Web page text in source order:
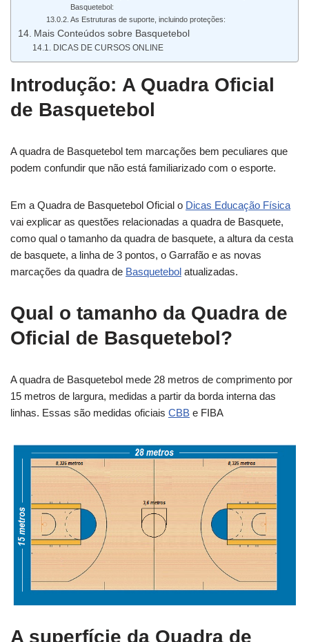
Basquetebol:
As Estruturas de suporte, incluindo proteções:
Mais Conteúdos sobre Basquetebol
DICAS DE CURSOS ONLINE
Introdução: A Quadra Oficial
de Basquetebol
A quadra de Basquetebol tem marcações bem peculiares que
podem confundir que não está familiarizado com o esporte.
Em a Quadra de Basquetebol Oficial o Dicas Educação Física
vai explicar as questões relacionadas a quadra de Basquete,
como qual o tamanho da quadra de basquete, a altura da cesta
de basquete, a linha de 3 pontos, o Garrafão e as novas
marcações da quadra de Basquetebol atualizadas.
Qual o tamanho da Quadra de
Oficial de Basquetebol?
A quadra de Basquetebol mede 28 metros de comprimento por
15 metros de largura, medidas a partir da borda interna das
linhas. Essas são medidas oficiais CBB e FIBA
A superfície da Quadra de